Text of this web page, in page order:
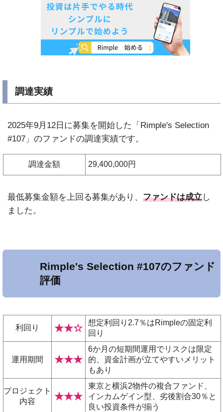
調達実績
2025年9月12日に募集を開始した「Rimple's Selection
#107」のファンドの調達実績です。
調達金額 29,400,000円
最低募集金額を上回る募集があり、 ファンドは成立し
ました。
Rimple's Selection #107のファンド
評価
利回り ★★☆
想定利回り2.7％はRimpleの固定利
回り
運用期間 ★★★
6か月の短期間運用でリスクは限定
的、資金計画が立てやすいメリット
もあり
プロジェクト
内容
★★★
東京と横浜2物件の複合ファンド、
インカムゲイン型、劣後割合30％と
良い投資条件が揃う